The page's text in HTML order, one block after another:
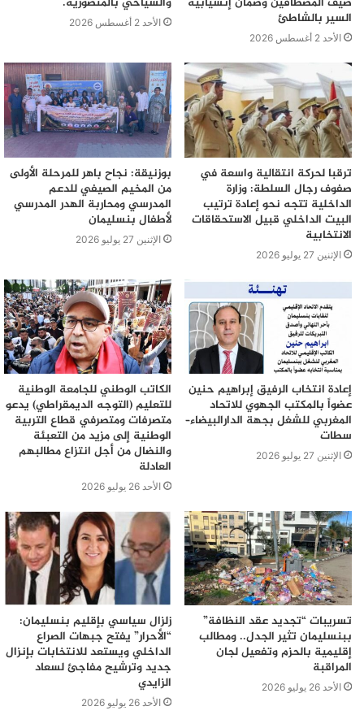
السير بالشاطئ
الأحد 2 أغسطس 2026
الأحد 2 أغسطس 2026
ترقبا لحركة انتقالية واسعة في
صفوف رجال السلطة: وزارة
الداخلية تتجه نحو إعادة ترتيب
البيت الداخلي قبيل الاستحقاقات
الانتخابية
الإثنين 27 يوليو 2026
بوزنيقة: نجاح باهر للمرحلة الأولى
من المخيم الصيفي للدعم
المدرسي ومحاربة الهدر المدرسي
لأطفال بنسليمان
الإثنين 27 يوليو 2026
إعادة انتخاب الرفيق إبراهيم حنين
عضواً بالمكتب الجهوي للاتحاد
المغربي للشغل بجهة الدارالبيضاء–
سطات
الإثنين 27 يوليو 2026
الكاتب الوطني للجامعة الوطنية
للتعليم (التوجه الديمقراطي) يدعو
متصرفات ومتصرفي قطاع التربية
الوطنية إلى مزيد من التعبئة
والنضال من أجل انتزاع مطالبهم
العادلة
الأحد 26 يوليو 2026
تسريبات “تجديد عقد النظافة”
ببنسليمان تثير الجدل.. ومطالب
إقليمية بالحزم وتفعيل لجان
المراقبة
الأحد 26 يوليو 2026
زلزال سياسي بإقليم بنسليمان:
“الأحرار” يفتح جبهات الصراع
الداخلي ويستعد للانتخابات بإنزال
جديد وترشيح مفاجئ لسعاد
الزايدي
الأحد 26 يوليو 2026